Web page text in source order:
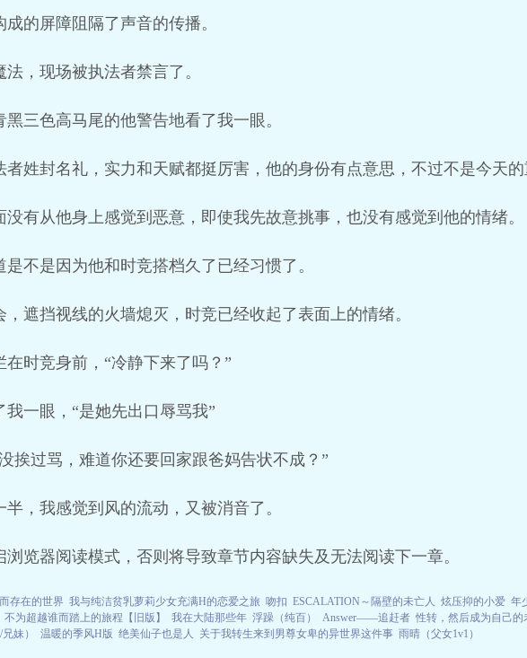
成的屏障阻隔了声音的传播。
法，现场被执法者禁言了。
黑三色高马尾的他警告地看了我一眼。
者姓封名礼，实力和天赋都挺厉害，他的身份有点意思，不过不是今天的
没有从他身上感觉到恶意，即使我先故意挑事，也没有感觉到他的情绪。
是不是因为他和时竞搭档久了已经习惯了。
，遮挡视线的火墙熄灭，时竞已经收起了表面上的情绪。
在时竞身前，“冷静下来了吗？”
我一眼，“是她先出口辱骂我”
挨过骂，难道你还要回家跟爸妈告状不成？”
半，我感觉到风的流动，又被消音了。
浏览器阅读模式，否则将导致章节内容缺失及无法阅读下一章。
存在的世界 我与纯洁贫乳萝莉少女充满H的恋爱之旅 吻扣 ESCALATION～隔壁的未亡人 炫压抑的小爱 年
不为超越谁而踏上的旅程【旧版】 我在大陆那些年 浮躁（纯百） Answer——追赶者 性转，然后成为自己的
妹）
温暖的季风H版 绝美仙子也是人 关于我转生来到男尊女卑的异世界这件事 雨晴（父女1v1）